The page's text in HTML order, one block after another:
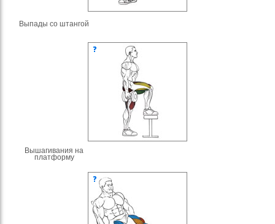
Выпады со штангой
Вышагивания на
платформу